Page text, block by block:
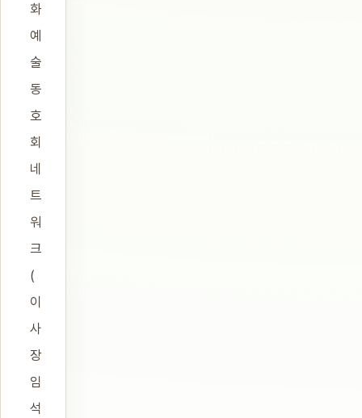
화
예
술
동
호
회
네
트
워
크
(
이
사
장
임
석